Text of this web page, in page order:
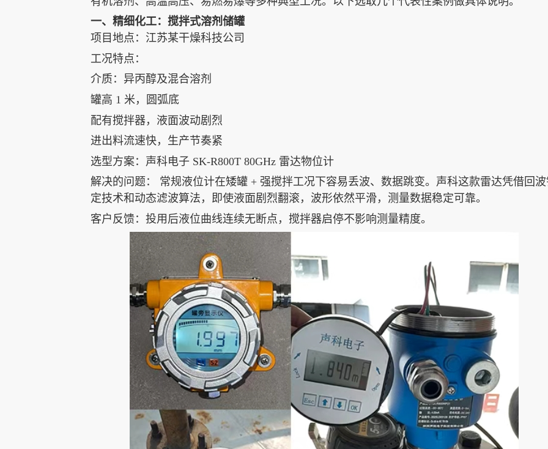
雷达水位计 雷达水位计
一、精细化工：搅拌式溶剂储罐
项目地点：江苏某干燥科技公司
工况特点：
介质：异丙醇及混合溶剂
罐高 1 米，圆弧底
配有搅拌器，液面波动剧烈
进出料流速快，生产节奏紧
选型方案：声科电子 SK-R800T 80GHz 雷达物位计
解决的问题： 常规液位计在矮罐 + 强搅拌工况下容易丢波、数据跳变。声科这款雷达凭借回
定技术和动态滤波算法，即使液面剧烈翻滚，波形依然平滑，测量数据稳定可靠。
客户反馈：投用后液位曲线连续无断点，搅拌器启停不影响测量精度。